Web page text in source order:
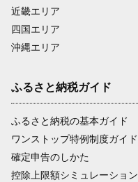
近畿エリア
四国エリア
沖縄エリア
ふるさと納税ガイド
ふるさと納税の基本ガイド
ワンストップ特例制度ガイド
確定申告のしかた
控除上限額シミュレーション